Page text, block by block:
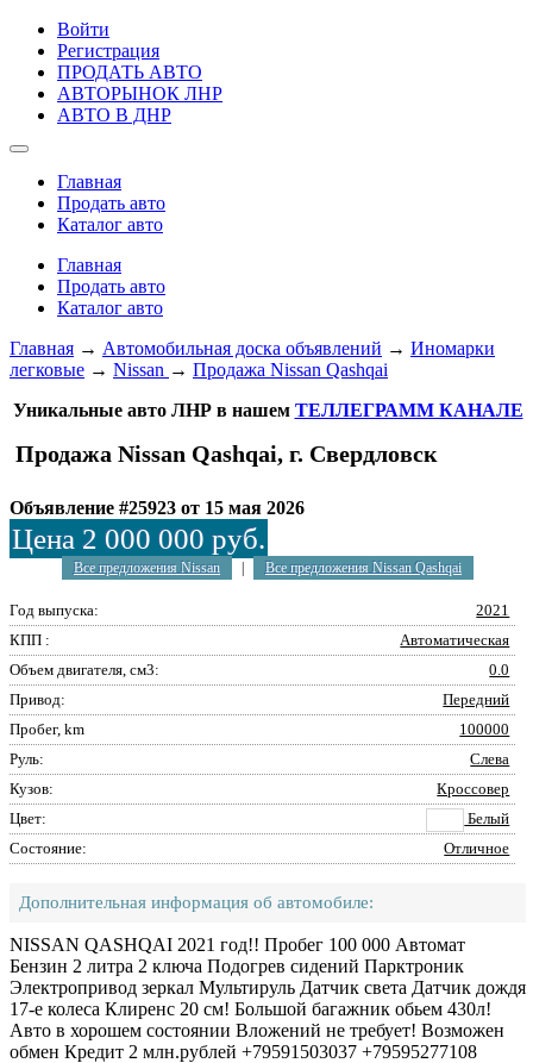
Войти
Регистрация
ПРОДАТЬ АВТО
АВТОРЫНОК ЛНР
АВТО В ДНР
Главная
Продать авто
Каталог авто
Главная
Продать авто
Каталог авто
Главная → Автомобильная доска объявлений → Иномарки
легковые → Nissan → Продажа Nissan Qashqai
Уникальные авто ЛНР в нашем ТЕЛЛЕГРАММ КАНАЛЕ
Продажа Nissan Qashqai, г. Свердловск
Объявление #25923 от 15 мая 2026
Цена 2 000 000 руб.
Все предложения Nissan Все предложения Nissan Qashqai
Год выпуска:
2021
КПП :
Автоматическая
Объем двигателя, см3:
0.0
Привод:
Передний
Пробег, km
100000
Руль:
Слева
Кузов:
Кроссовер
Цвет:
Белый
Состояние:
Отличное
Дополнительная информация об автомобиле:
NISSAN QASHQAI 2021 год!! Пробег 100 000 Автомат
Бензин 2 литра 2 ключа Подогрев сидений Парктроник
Электропривод зеркал Мультируль Датчик света Датчик дождя
17-е колеса Клиренс 20 см! Большой багажник обьем 430л!
Авто в хорошем состоянии Вложений не требует! Возможен
обмен Кредит 2 млн.рублей +79591503037 +79595277108